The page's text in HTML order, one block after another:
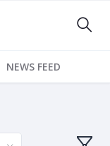
NEWS FEED